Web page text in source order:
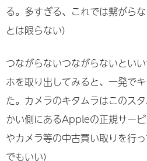
る。多すぎる、これでは繋がら
とは限らない)
つながらないつながらないとい
ホを取り出してみると、一発で
た。カメラのキタムラはこのス
かい側にあるAppleの正規サー
やカメラ等の中古買い取りを行
でもいい)